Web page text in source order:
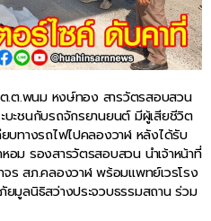
.ต.พนม หงษ์ทอง สารวัตรสอบสวน
ะชนกับรถจักรยานยนต์ มีผู้เสียชีวิต
บทางรถไฟไปคลองวาฬ หลังได้รับ
ม รองสารวัตรสอบสวน นำเจ้าหน้าที่
จร สภ.คลองวาฬ พร้อมแพทย์เวรโรง
มูลนิธิสว่างประจวบธรรมสถาน ร่วม